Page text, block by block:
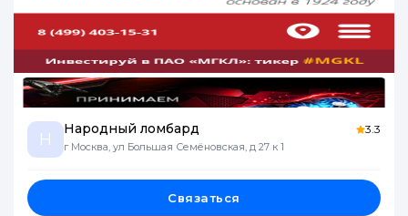
Н
Народный ломбард
г Москва, ул Большая Семёновская, д 27 к 1
3.3
Связаться